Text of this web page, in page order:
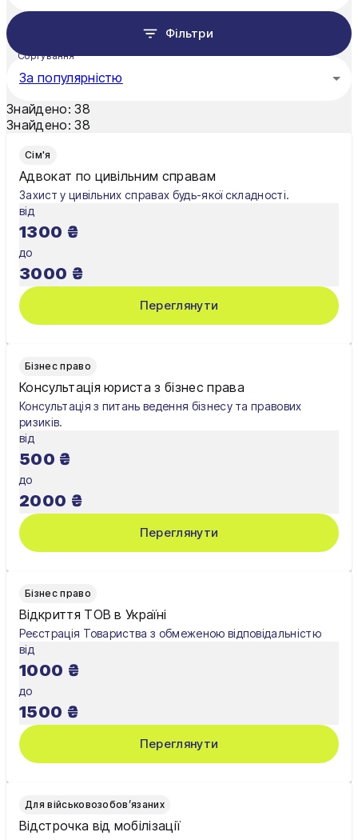
Нікополь
Одеса
Павлоград
Полтава
Тернопіль
Ужгород
Умань
Харків
Херсон
Чернівці
Чернігів
Шостка
Житомир
Львів
Фільтри
Сортування
За популярністю
Знайдено: 38
Знайдено: 38
Сім'я
Адвокат по цивільним справам
Захист у цивільних справах будь-якої складності.
від
1300 ₴
до
3000 ₴
Переглянути
Бізнес право
Консультація юриста з бізнес права
Консультація з питань ведення бізнесу та правових
ризиків.
від
500 ₴
до
2000 ₴
Переглянути
Бізнес право
Відкриття ТОВ в Україні
Реєстрація Товариства з обмеженою відповідальністю
від
1000 ₴
до
1500 ₴
Переглянути
Для військовозобов’язаних
Відстрочка від мобілізації